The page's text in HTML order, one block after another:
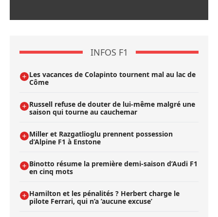
INFOS F1
Les vacances de Colapinto tournent mal au lac de
Côme
Russell refuse de douter de lui-même malgré une
saison qui tourne au cauchemar
Miller et Razgatlioglu prennent possession
d’Alpine F1 à Enstone
Binotto résume la première demi-saison d’Audi F1
en cinq mots
Hamilton et les pénalités ? Herbert charge le
pilote Ferrari, qui n’a ’aucune excuse’